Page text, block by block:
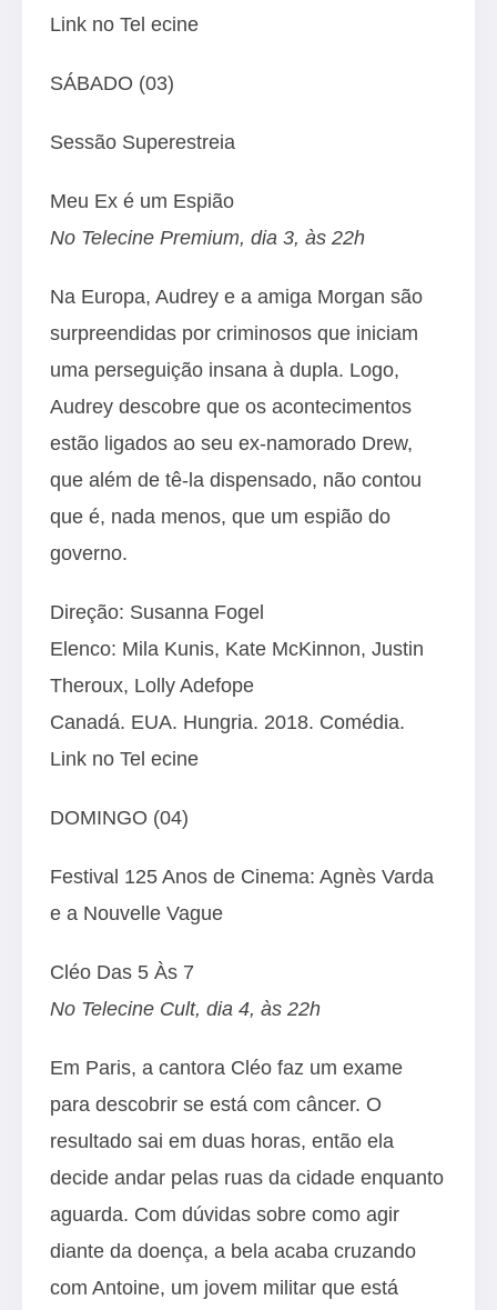
Link no Tel ecine
SÁBADO (03)
Sessão Superestreia
Meu Ex é um Espião
No Telecine Premium, dia 3, às 22h
Na Europa, Audrey e a amiga Morgan são
surpreendidas por criminosos que iniciam
uma perseguição insana à dupla. Logo,
Audrey descobre que os acontecimentos
estão ligados ao seu ex-namorado Drew,
que além de tê-la dispensado, não contou
que é, nada menos, que um espião do
governo.
Direção: Susanna Fogel
Elenco: Mila Kunis, Kate McKinnon, Justin
Theroux, Lolly Adefope
Canadá. EUA. Hungria. 2018. Comédia.
Link no Tel ecine
DOMINGO (04)
Festival 125 Anos de Cinema: Agnès Varda
e a Nouvelle Vague
Cléo Das 5 Às 7
No Telecine Cult, dia 4, às 22h
Em Paris, a cantora Cléo faz um exame
para descobrir se está com câncer. O
resultado sai em duas horas, então ela
decide andar pelas ruas da cidade enquanto
aguarda. Com dúvidas sobre como agir
diante da doença, a bela acaba cruzando
com Antoine, um jovem militar que está